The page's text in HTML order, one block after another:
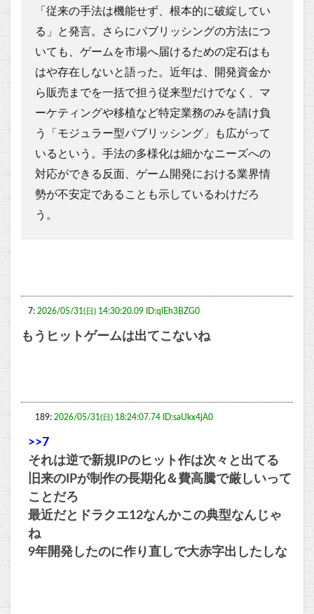
「従来の手法は機能せず、根本的に破綻してい
る」と発言。さらにパブリッシングの方法につ
いても、ゲームを市場へ届けるための定石はも
はや存在しないと語った。近年は、開発資金か
ら販売までを一括で担う従来型だけでなく、マ
ーケティングや移植など特定業務のみを請け負
う「モジュラー型パブリッシング」も広がって
いるという。手法の多様化は細かなニーズへの
対応ができる反面、ゲーム開発における業界情
勢が不安定であることも示しているわけだろ
う。
7: 2026/05/31(日) 14:30:20.09 ID:qlEh3BZG0
もうヒットゲームは出てこないね
189: 2026/05/31(日) 18:24:07.74 ID:saUkx4jA0
>>7
それは逆で新規IPのヒット作は次々と出てる
旧来のIPが制作の長期化＆費高騰で厳しいって
ことだろ
最近だとドラクエ12なんかこの典型なんじゃ
ね
9年開発したのに作り直しで大赤字出したしな